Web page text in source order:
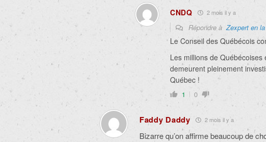
CNDQ 2 mois il y a
Répondre àZexpert en
Le Conseil des Québécois
Les millions de
demeurent pleinement
Québec !
1 0
Faddy Daddy 2 mois il y a
Bizarre qu’on affirme beaucoup de